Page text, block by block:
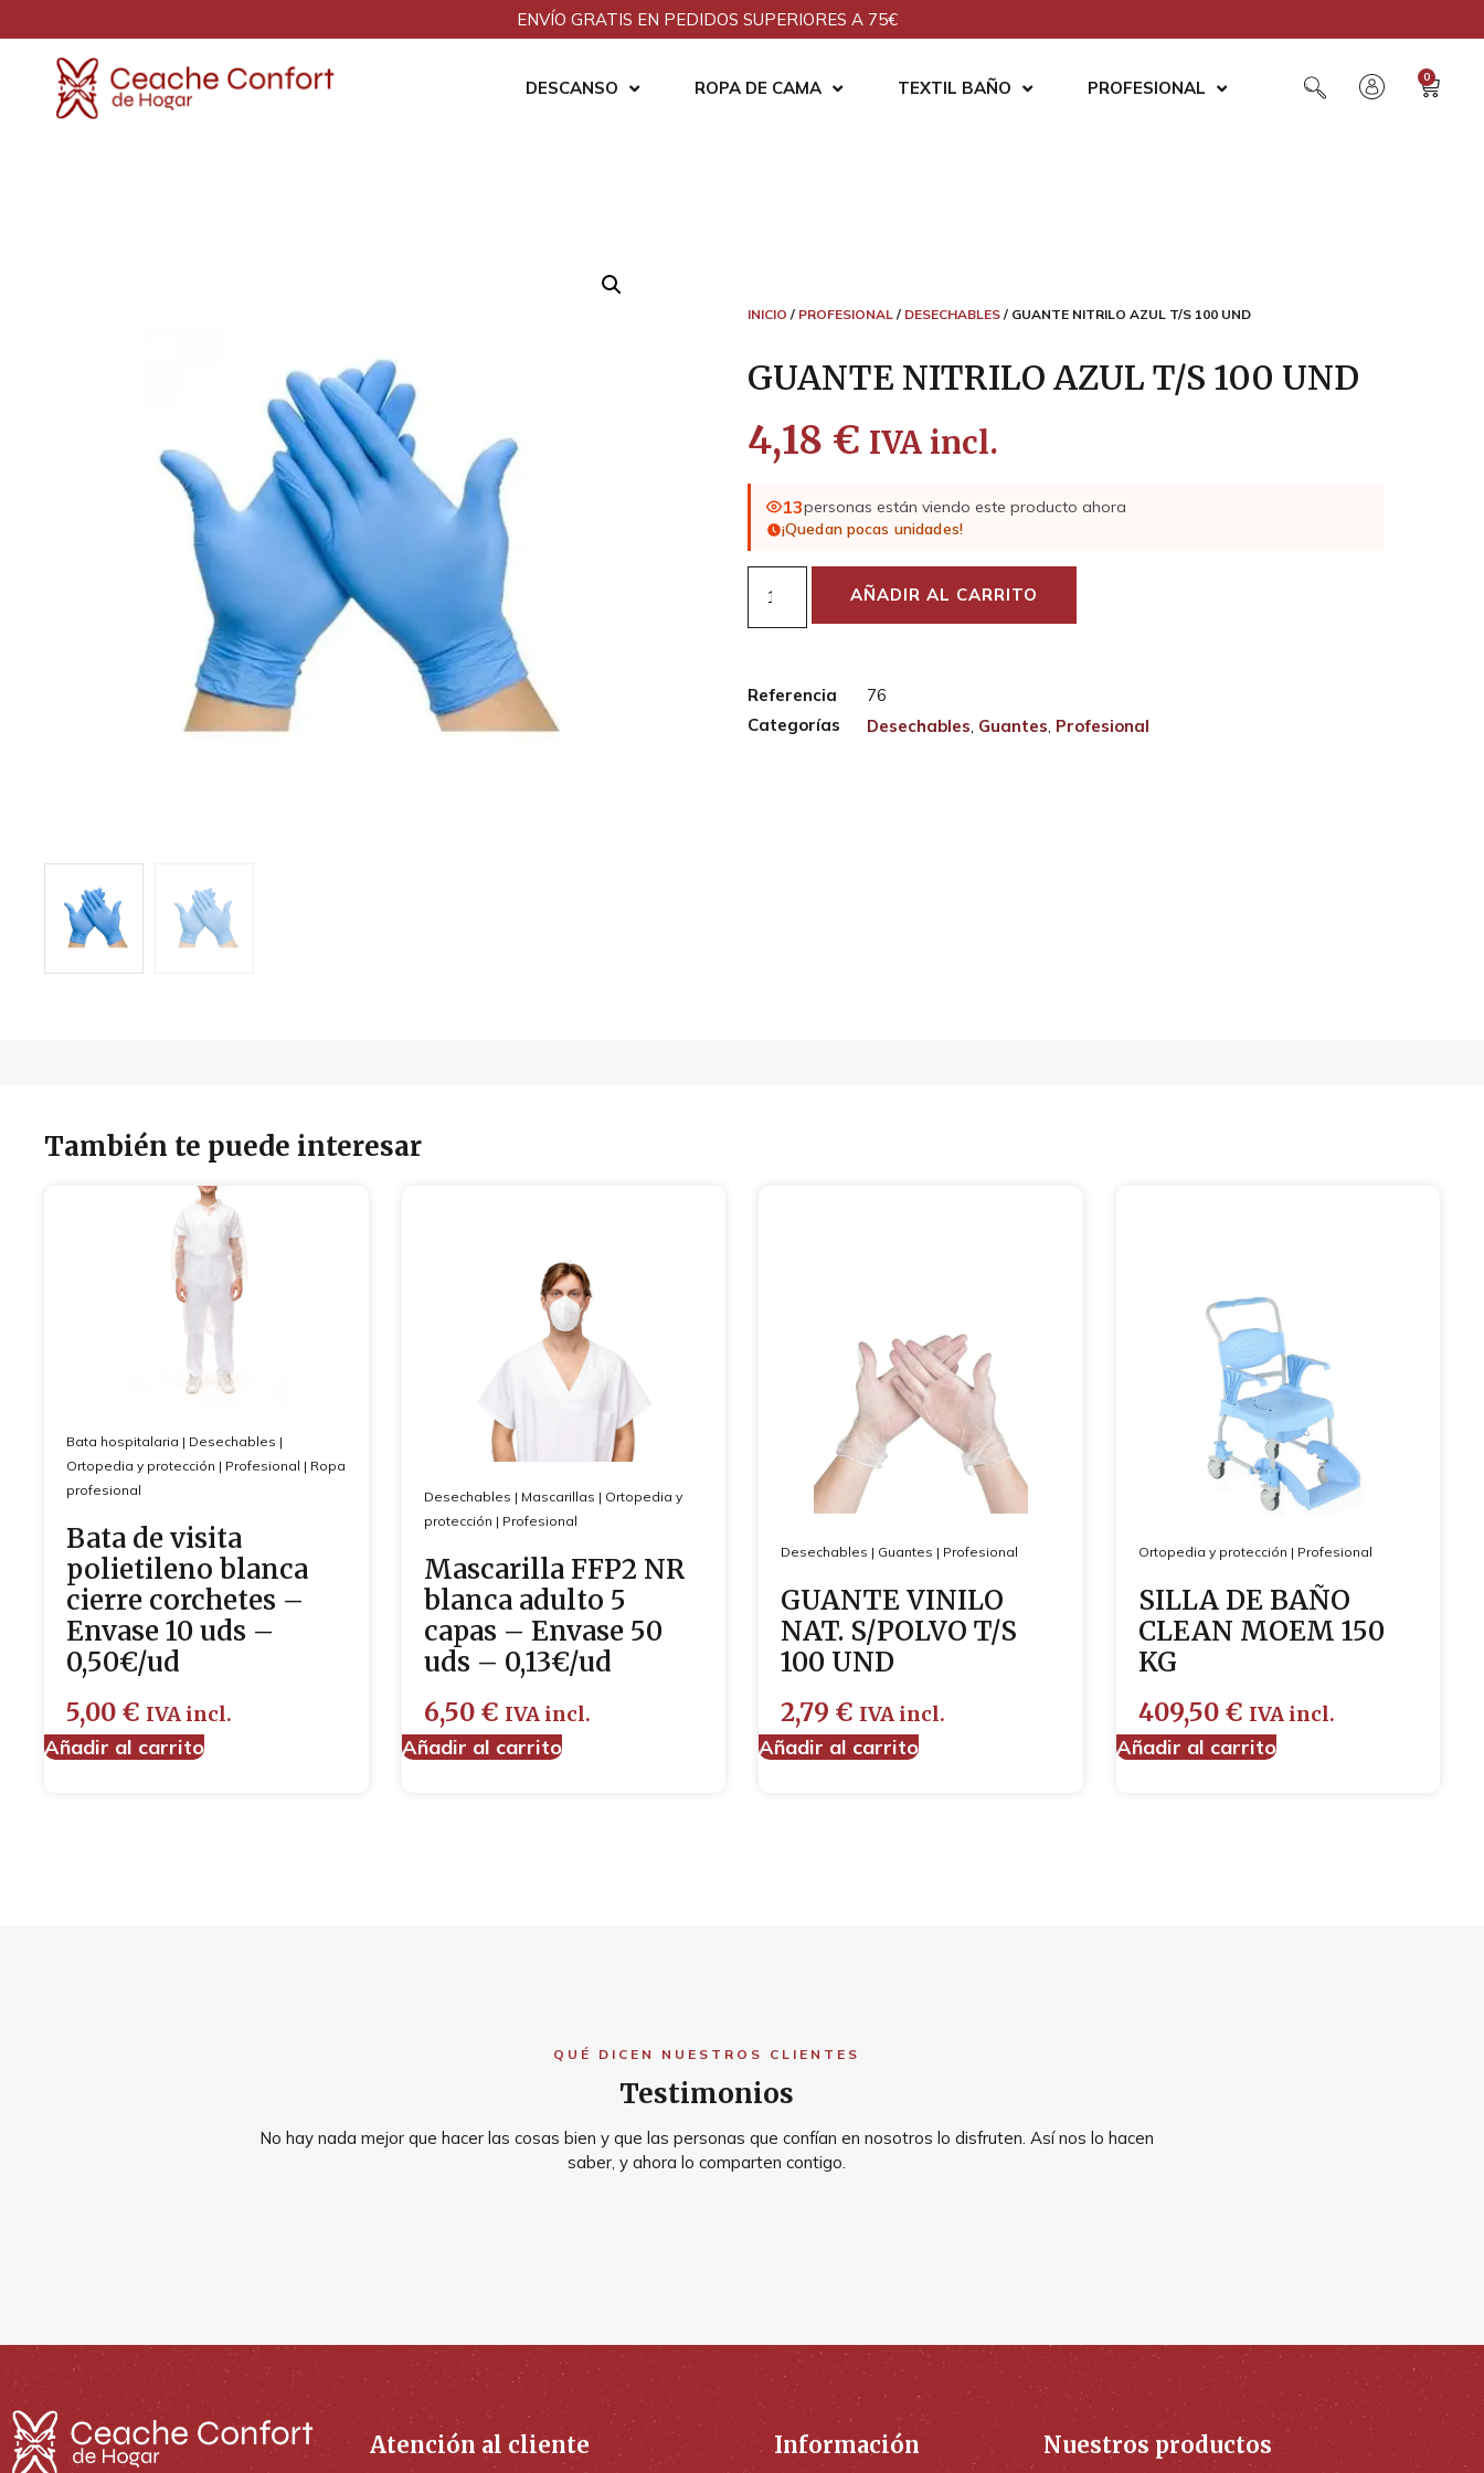
ENVÍO GRATIS EN PEDIDOS SUPERIORES A 75€
DESCANSO ROPA DE CAMA TEXTIL BAÑO PROFESIONAL
0
INICIO / PROFESIONAL/ DESECHABLES/ GUANTE NITRILO AZUL T/S 100 UND
GUANTE NITRILO AZUL T/S 100 UND
4,18 € IVA incl.
13personas están viendo este producto ahora
¡Quedan pocas unidades!
AÑADIR AL CARRITO
Referencia
76
Categorías
Desechables, Guantes, Profesional
También te puede interesar
Bata hospitalaria | Desechables |
Ortopedia y protección | Profesional | Ropa
profesional
Bata de visita
polietileno blanca
cierre corchetes –
Envase 10 uds –
0,50€/ud
5,00 € IVA incl.
Añadir al carrito
Desechables | Mascarillas | Ortopedia y
protección | Profesional
Mascarilla FFP2 NR
blanca adulto 5
capas – Envase 50
uds – 0,13€/ud
6,50 € IVA incl.
Añadir al carrito
Desechables | Guantes | Profesional
GUANTE VINILO
NAT. S/POLVO T/S
100 UND
2,79 € IVA incl.
Añadir al carrito
Ortopedia y protección | Profesional
SILLA DE BAÑO
CLEAN MOEM 150
KG
409,50 € IVA incl.
Añadir al carrito
QUÉ DICEN NUESTROS CLIENTES
Testimonios
No hay nada mejor que hacer las cosas bien y que las personas que confían en nosotros lo disfruten. Así nos lo hacen
saber, y ahora lo comparten contigo.
Atención al cliente Información Nuestros productos